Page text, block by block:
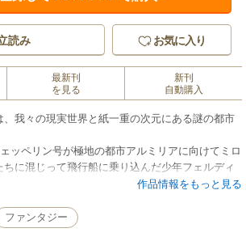
読み お気に入り
最新刊
を見る
新刊
自動購入
我々の現実世界と紙一重の次元にある謎の都市
ッペリン号が極地の都市アルミリアに向けてミロ
に混じって飛行船に乗り込んだ少年フェルディ
体に影響を及ぼしかねないアルミリアの異変から
る工場から逃げ出し、飛行船に潜り込んだ幼い
とともに世界各地の名所をめぐり、最終寄港地の
作品情報をもっと見る
ファンタジー